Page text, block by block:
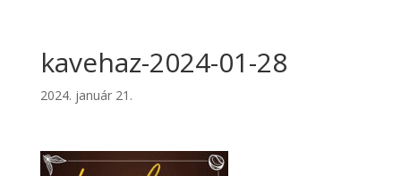
kavehaz-2024-01-28
2024. január 21.